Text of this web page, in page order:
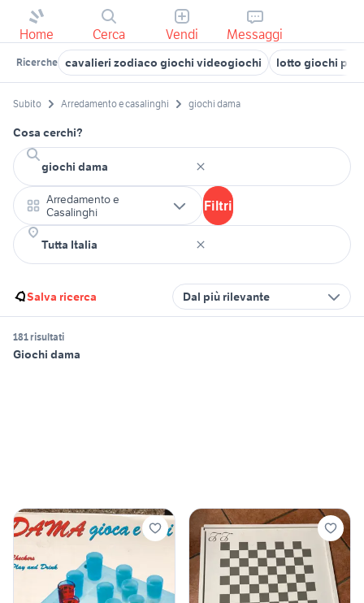
Home Cerca Vendi Messaggi
Ricerche cavalieri zodiaco giochi videogiochi lotto giochi ps1
Subito Arredamento e casalinghi giochi dama
Cosa cerchi?
Arredamento e
Casalinghi
Filtri
Salva ricerca Dal più rilevante
181 risultati
Giochi dama